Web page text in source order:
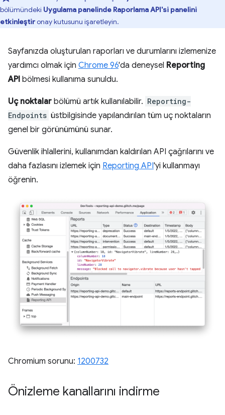
bölümündeki Uygulama panelinde Raporlama API'si panelini
etkinleştironay kutusunu işaretleyin.
Sayfanızda oluşturulan raporları ve durumlarını izlemenize
yardımcı olmak için Chrome 96'da deneysel Reporting
API bölmesi kullanıma sunuldu.
Uç noktalar bölümü artık kullanılabilir. Reporting-
Endpoints üstbilgisinde yapılandırılan tüm uç noktaların
genel bir görünümünü sunar.
Güvenlik ihlallerini, kullanımdan kaldırılan API çağrılarını ve
daha fazlasını izlemek için Reporting API'yi kullanmayı
öğrenin.
Chromium sorunu: 1200732
Önizleme kanallarını indirme